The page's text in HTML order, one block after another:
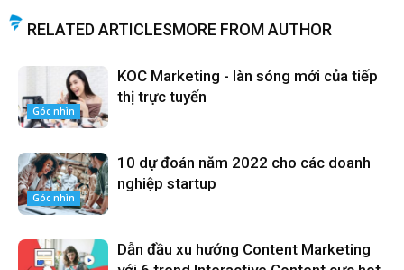
RELATED ARTICLESMORE FROM AUTHOR
Góc nhìn
KOC Marketing - làn sóng mới của tiếp
thị trực tuyến
Góc nhìn
10 dự đoán năm 2022 cho các doanh
nghiệp startup
Dẫn đầu xu hướng Content Marketing